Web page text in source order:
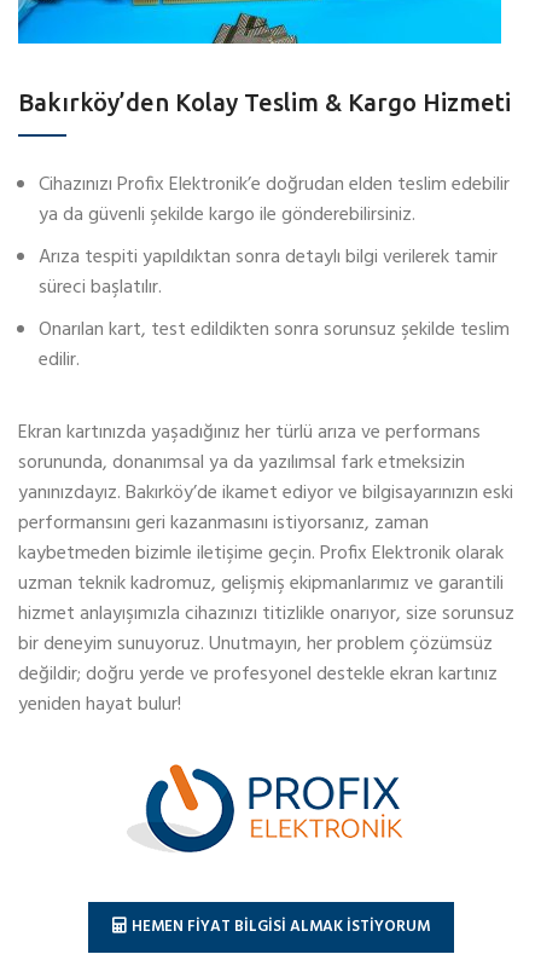
Bakırköy’den Kolay Teslim & Kargo Hizmeti
Cihazınızı Profix Elektronik’e doğrudan elden teslim edebilir
ya da güvenli şekilde kargo ile gönderebilirsiniz.
Arıza tespiti yapıldıktan sonra detaylı bilgi verilerek tamir
süreci başlatılır.
Onarılan kart, test edildikten sonra sorunsuz şekilde teslim
edilir.
Ekran kartınızda yaşadığınız her türlü arıza ve performans
sorununda, donanımsal ya da yazılımsal fark etmeksizin
yanınızdayız. Bakırköy’de ikamet ediyor ve bilgisayarınızın eski
performansını geri kazanmasını istiyorsanız, zaman
kaybetmeden bizimle iletişime geçin. Profix Elektronik olarak
uzman teknik kadromuz, gelişmiş ekipmanlarımız ve garantili
hizmet anlayışımızla cihazınızı titizlikle onarıyor, size sorunsuz
bir deneyim sunuyoruz. Unutmayın, her problem çözümsüz
değildir; doğru yerde ve profesyonel destekle ekran kartınız
yeniden hayat bulur!
HEMEN FİYAT BİLGİSİ ALMAK İSTİYORUM